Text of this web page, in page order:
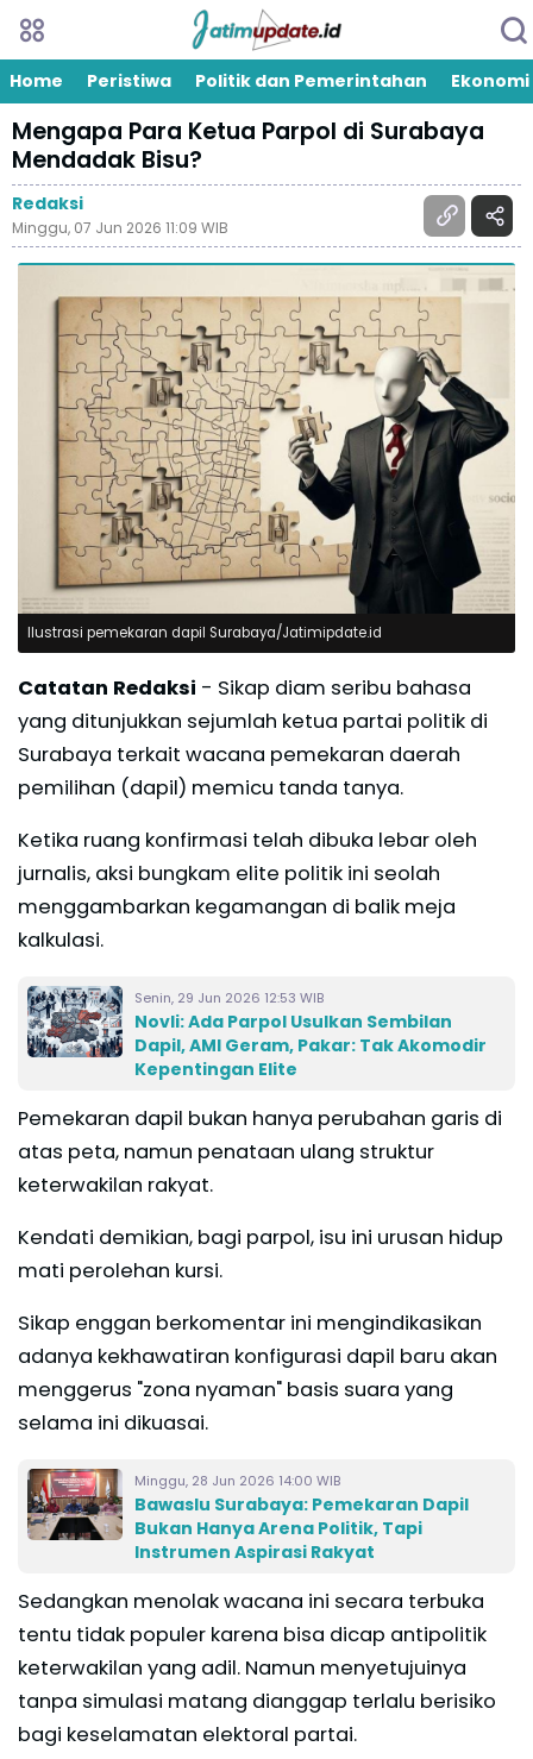
Home Peristiwa Politik dan Pemerintahan Ekonomi
Mengapa Para Ketua Parpol di Surabaya
Mendadak Bisu?
Redaksi
Minggu, 07 Jun 2026 11:09 WIB
Ilustrasi pemekaran dapil Surabaya/Jatimipdate.id
Catatan Redaksi - Sikap diam seribu bahasa
yang ditunjukkan sejumlah ketua partai politik di
Surabaya terkait wacana pemekaran daerah
pemilihan (dapil) memicu tanda tanya.
Ketika ruang konfirmasi telah dibuka lebar oleh
jurnalis, aksi bungkam elite politik ini seolah
menggambarkan kegamangan di balik meja
kalkulasi.
Senin, 29 Jun 2026 12:53 WIB
Novli: Ada Parpol Usulkan Sembilan
Dapil, AMI Geram, Pakar: Tak Akomodir
Kepentingan Elite
Pemekaran dapil bukan hanya perubahan garis di
atas peta, namun penataan ulang struktur
keterwakilan rakyat.
Kendati demikian, bagi parpol, isu ini urusan hidup
mati perolehan kursi.
Sikap enggan berkomentar ini mengindikasikan
adanya kekhawatiran konfigurasi dapil baru akan
menggerus "zona nyaman" basis suara yang
selama ini dikuasai.
Minggu, 28 Jun 2026 14:00 WIB
Bawaslu Surabaya: Pemekaran Dapil
Bukan Hanya Arena Politik, Tapi
Instrumen Aspirasi Rakyat
Sedangkan menolak wacana ini secara terbuka
tentu tidak populer karena bisa dicap antipolitik
keterwakilan yang adil. Namun menyetujuinya
tanpa simulasi matang dianggap terlalu berisiko
bagi keselamatan elektoral partai.